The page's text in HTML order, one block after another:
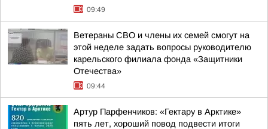
09:49
Ветераны СВО и члены их семей смогут на
этой неделе задать вопросы руководителю
карельского филиала фонда «Защитники
Отечества»
09:44
Артур Парфенчиков: «Гектару в Арктике»
пять лет, хороший повод подвести итоги